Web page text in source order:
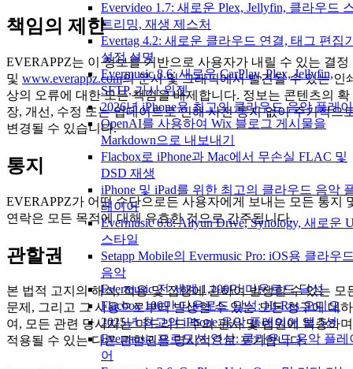
Evervideo 1.7: 새로운 Plex, Jellyfin, 클라우드
트리밍, 재생 제스처
Evertag 4.2: 새로운 클라우드 연결, 태그 편집
설정 설명
Evermusic 8.6: 새로운 CarPlay, Plex, Jellyfin,
SFTP, 가사 위젯
2026년 iPhone용 최고의 클라우드 음악 플레
OpenAI를 사용하여 Wix 블로그 게시물을
Markdown으로 내보내기
Flacbox로 iPhone과 Mac에서 무손실 FLAC 및
DSD 재생
iPhone 및 iPad를 위한 최고의 클라우드 음악
레이어
Evermusic 6.8: Aliyun Drive, Synology, 새로운
스타일
Setapp Mobile의 Evermusic Pro: iOS용 클라우
음악
Evermusic 전 세계 1,100만 다운로드 달성
Flacbox 100만 다운로드 달성: Hi-Res 오디오
2025년 최고의 iPhone 음악 플레이어 앱 5선
Evermusic 프로모션 영상: 클라우드 음악 플레
어
책임의 제한
EVERAPPZ는 이 정보를 기반으로 사용자가 내릴 수 있는 결정
및 www.everappz.com의 문서 및 그래픽에서 발견될 수 있는 인
상의 오류에 대한 모든 책임을 배제합니다. 정보는 콘텐츠의 확
장, 개선, 수정 또는 업데이트로 인해 사전 통지 없이 주기적으
변경될 수 있습니다.
통지
EVERAPPZ가 어떤 수단으로든 사용자에게 보내는 모든 통지
연락은 모든 목적에 대해 유효한 것으로 간주됩니다.
관할권
본 법적 고지의 해석, 적용 및 집행에 관하여 발생할 수 있는 모
문제, 그리고 그 사용으로부터 발생할 수 있는 모든 청구에 대하
여, 모든 관련 당사자는 마드리드 주의 판사 및 법원에 복종하
적용될 수 있는 다른 관할권을 명시적으로 포기합니다.